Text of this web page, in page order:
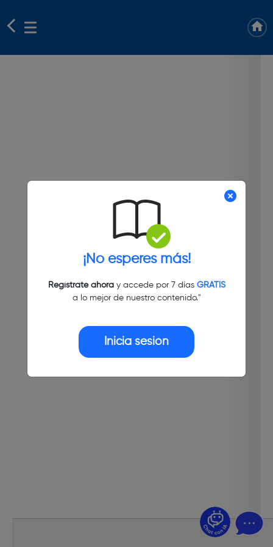
¡No esperes más!
Regístrate ahoray accede por 7 días GRATIS
a lo mejor de nuestro contenido."
Inicia sesión